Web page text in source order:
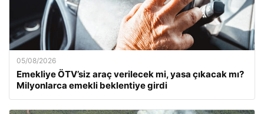
05/08/2026
Emekliye ÖTV’siz araç verilecek mi, yasa çıkacak mı?
Milyonlarca emekli beklentiye girdi